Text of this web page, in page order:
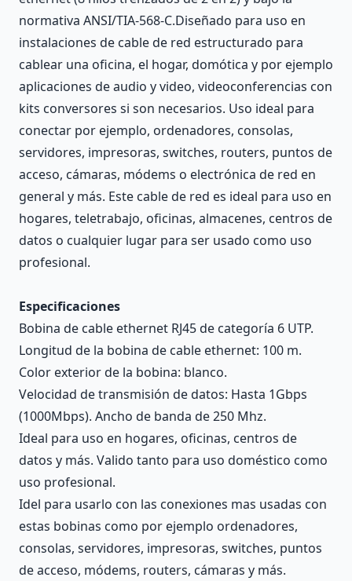
normativa ANSI/TIA-568-C.Diseñado para uso en
instalaciones de cable de red estructurado para
cablear una oficina, el hogar, domótica y por ejemplo
aplicaciones de audio y video, videoconferencias con
kits conversores si son necesarios. Uso ideal para
conectar por ejemplo, ordenadores, consolas,
servidores, impresoras, switches, routers, puntos de
acceso, cámaras, módems o electrónica de red en
general y más. Este cable de red es ideal para uso en
hogares, teletrabajo, oficinas, almacenes, centros de
datos o cualquier lugar para ser usado como uso
profesional.
Especificaciones
Bobina de cable ethernet RJ45 de categoría 6 UTP.
Longitud de la bobina de cable ethernet: 100 m.
Color exterior de la bobina: blanco.
Velocidad de transmisión de datos: Hasta 1Gbps
(1000Mbps). Ancho de banda de 250 Mhz.
Ideal para uso en hogares, oficinas, centros de
datos y más. Valido tanto para uso doméstico como
uso profesional.
Idel para usarlo con las conexiones mas usadas con
estas bobinas como por ejemplo ordenadores,
consolas, servidores, impresoras, switches, puntos
de acceso, módems, routers, cámaras y más.